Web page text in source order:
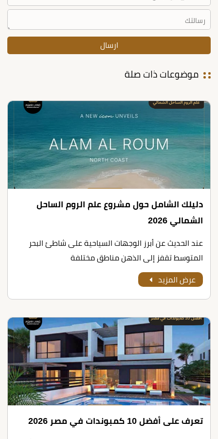
موضوعات ذات صلة
دليلك الشامل حول مشروع علم الروم الساحل
الشمالي 2026
عند الحديث عن أبرز الوجهات السياحية على شاطئ البحر
المتوسط تقفز إلى الذهن مناطق مختلفة
عرض المزيد
تعرف على أﻓﻀﻞ 10 ﻛﻤﺒﻮﻧﺪات ﻓﻲ ﻣﺼﺮ 2026